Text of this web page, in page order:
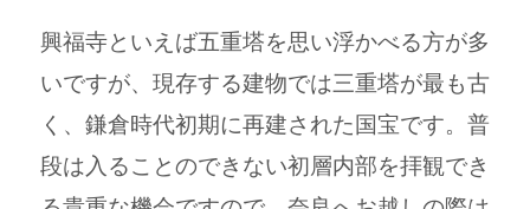
興福寺といえば五重塔を思い浮かべる方が多
いですが、現存する建物では三重塔が最も古
く、鎌倉時代初期に再建された国宝です。 普
段は入ることのできない初層内部を拝観でき